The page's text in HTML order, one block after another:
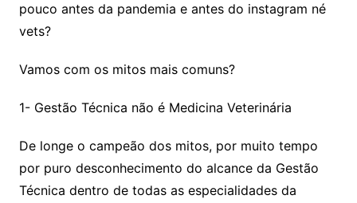
pouco antes da pandemia e antes do instagram né
vets?
Vamos com os mitos mais comuns?
1- Gestão Técnica não é Medicina Veterinária
De longe o campeão dos mitos, por muito tempo
por puro desconhecimento do alcance da Gestão
Técnica dentro de todas as especialidades da